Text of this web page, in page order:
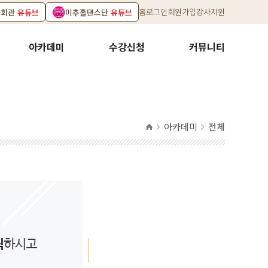
관 유튜브 미추홀댄스단 유튜브 홈로그인회원가입강사지원
아카데미 수강신청 커뮤니티
아카데미 전체